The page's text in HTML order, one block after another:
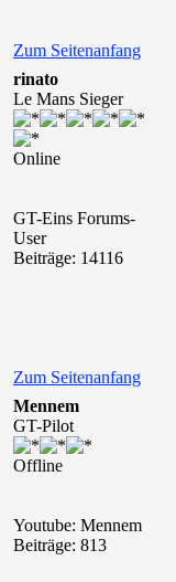
Zum Seitenanfang
rinato
Le Mans Sieger
Online
GT-Eins Forums-
User
Beiträge: 14116
Zum Seitenanfang
Mennem
GT-Pilot
Offline
Youtube: Mennem
Beiträge: 813